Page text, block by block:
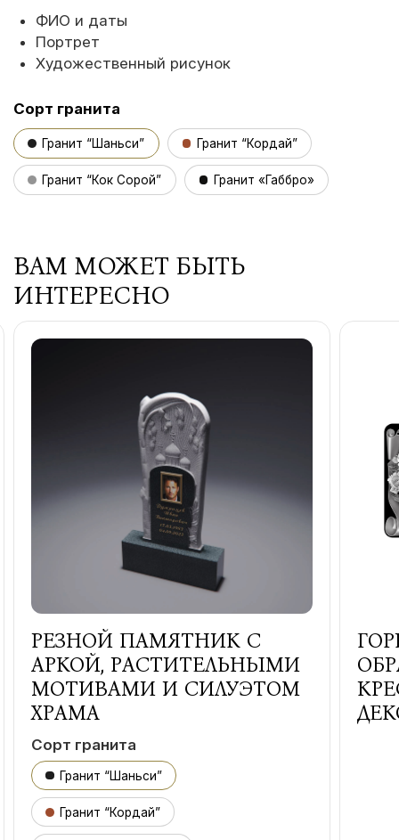
ФИО и даты
Портрет
Художественный рисунок
Сорт гранита
Гранит “Шаньси” Гранит “Кордай”
Гранит “Кок Сорой” Гранит «Габбро»
ВАМ МОЖЕТ БЫТЬ
ИНТЕРЕСНО
РЕЗНОЙ ПАМЯТНИК С
АРКОЙ, РАСТИТЕЛЬНЫМИ
МОТИВАМИ И СИЛУЭТОМ
ХРАМА
Сорт гранита
Гранит “Шаньси”
Гранит “Кордай”